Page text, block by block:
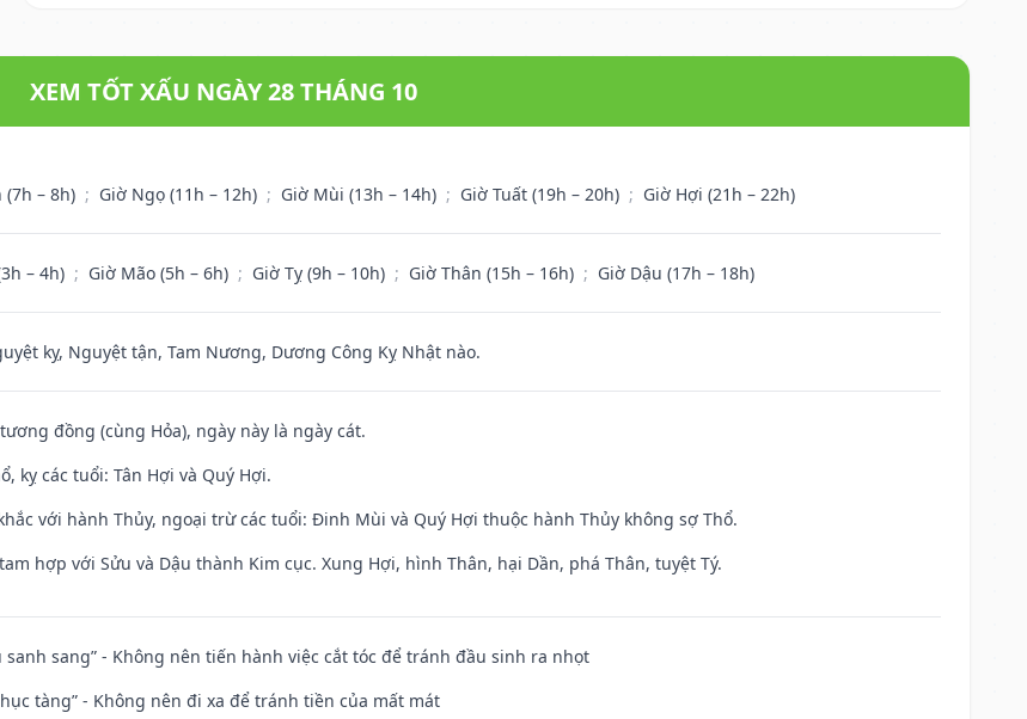
XEM TỐT XẤU NGÀY 28 THÁNG 10
(7h – 8h) ; Giờ Ngọ (11h – 12h) ; Giờ Mùi (13h – 14h) ; Giờ Tuất (19h – 20h) ; Giờ Hợi (21h – 22h)
– 4h) ; Giờ Mão (5h – 6h) ; Giờ Tỵ (9h – 10h) ; Giờ Thân (15h – 16h) ; Giờ Dậu (17h – 18h)
kỵ, Nguyệt tận, Tam Nương, Dương Công Kỵ Nhật nào.
đồng (cùng Hỏa), ngày này là ngày cát.
kỵ các tuổi: Tân Hợi và Quý Hợi.
với hành Thủy, ngoại trừ các tuổi: Đinh Mùi và Quý Hợi thuộc hành Thủy không sợ Thổ.
hợp với Sửu và Dậu thành Kim cục. Xung Hợi, hình Thân, hại Dần, phá Thân, tuyệt Tý.
sanh sang” - Không nên tiến hành việc cắt tóc để tránh đầu sinh ra nhọt
tàng” - Không nên đi xa để tránh tiền của mất mát